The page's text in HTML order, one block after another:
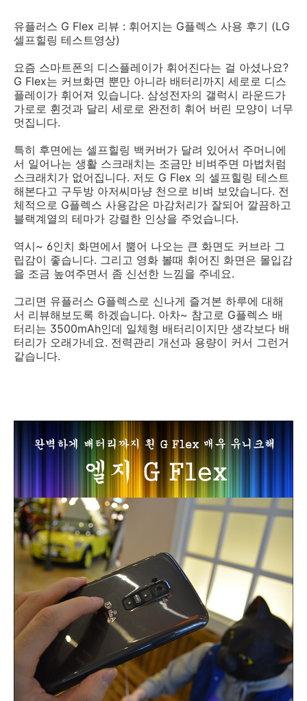
유플러스 G Flex 리뷰 : 휘어지는 G플렉스 사용 후기 (LG
셀프힐링 테스트영상)
요즘 스마트폰의 디스플레이가 휘어진다는 걸 아셨나요?
G Flex는 커브화면 뿐만 아니라 배터리까지 세로로 디스
플레이가 휘어져 있습니다. 삼성전자의 갤럭시 라운드가
가로로 휜것과 달리 세로로 완전히 휘어 버린 모양이 너무
멋집니다.
특히 후면에는 셀프힐링 백커버가 달려 있어서 주머니에
서 일어나는 생활 스크래치는 조금만 비벼주면 마법처럼
스크래치가 없어집니다. 저도 G Flex 의 셀프힐링 테스트
해본다고 구두방 아저씨마냥 천으로 비벼 보았습니다. 전
체적으로 G플렉스 사용감은 마감처리가 잘되어 깔끔하고
블랙계열의 테마가 강렬한 인상을 주었습니다.
역시~ 6인치 화면에서 뿜어 나오는 큰 화면도 커브라 그
립감이 좋습니다. 그리고 영화 볼때 휘어진 화면은 몰입감
을 조금 높여주면서 좀 신선한 느낌을 주네요.
그리면 유플러스 G플렉스로 신나게 즐겨본 하루에 대해
서 리뷰해보도록 하겠습니다. 아차~ 참고로 G플렉스 배
터리는 3500mAh인데 일체형 배터리이지만 생각보다 배
터리가 오래가네요. 전력관리 개선과 용량이 커서 그런거
같습니다.